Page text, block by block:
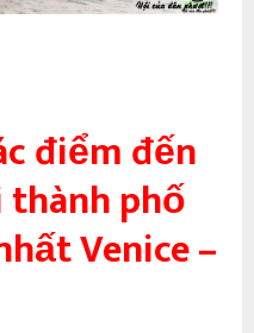
điểm đến
phố
Venice –